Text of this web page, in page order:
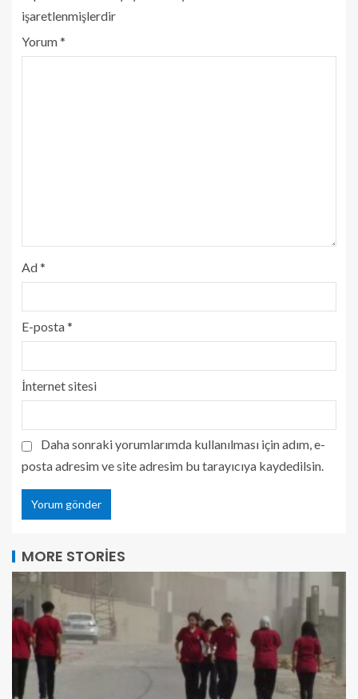
işaretlenmişlerdir
Yorum*
Ad*
E-posta*
İnternet sitesi
Daha sonraki yorumlarımda kullanılması için adım, e-
posta adresim ve site adresim bu tarayıcıya kaydedilsin.
MORE STORIES